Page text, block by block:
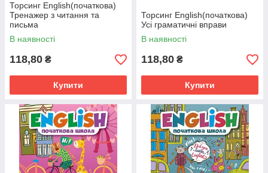
Торсинг English(початкова)
Тренажер з читання та
письма
В наявності
118,80 ₴
Купити
Торсинг English(початкова)
Усі граматичні вправи
В наявності
118,80 ₴
Купити